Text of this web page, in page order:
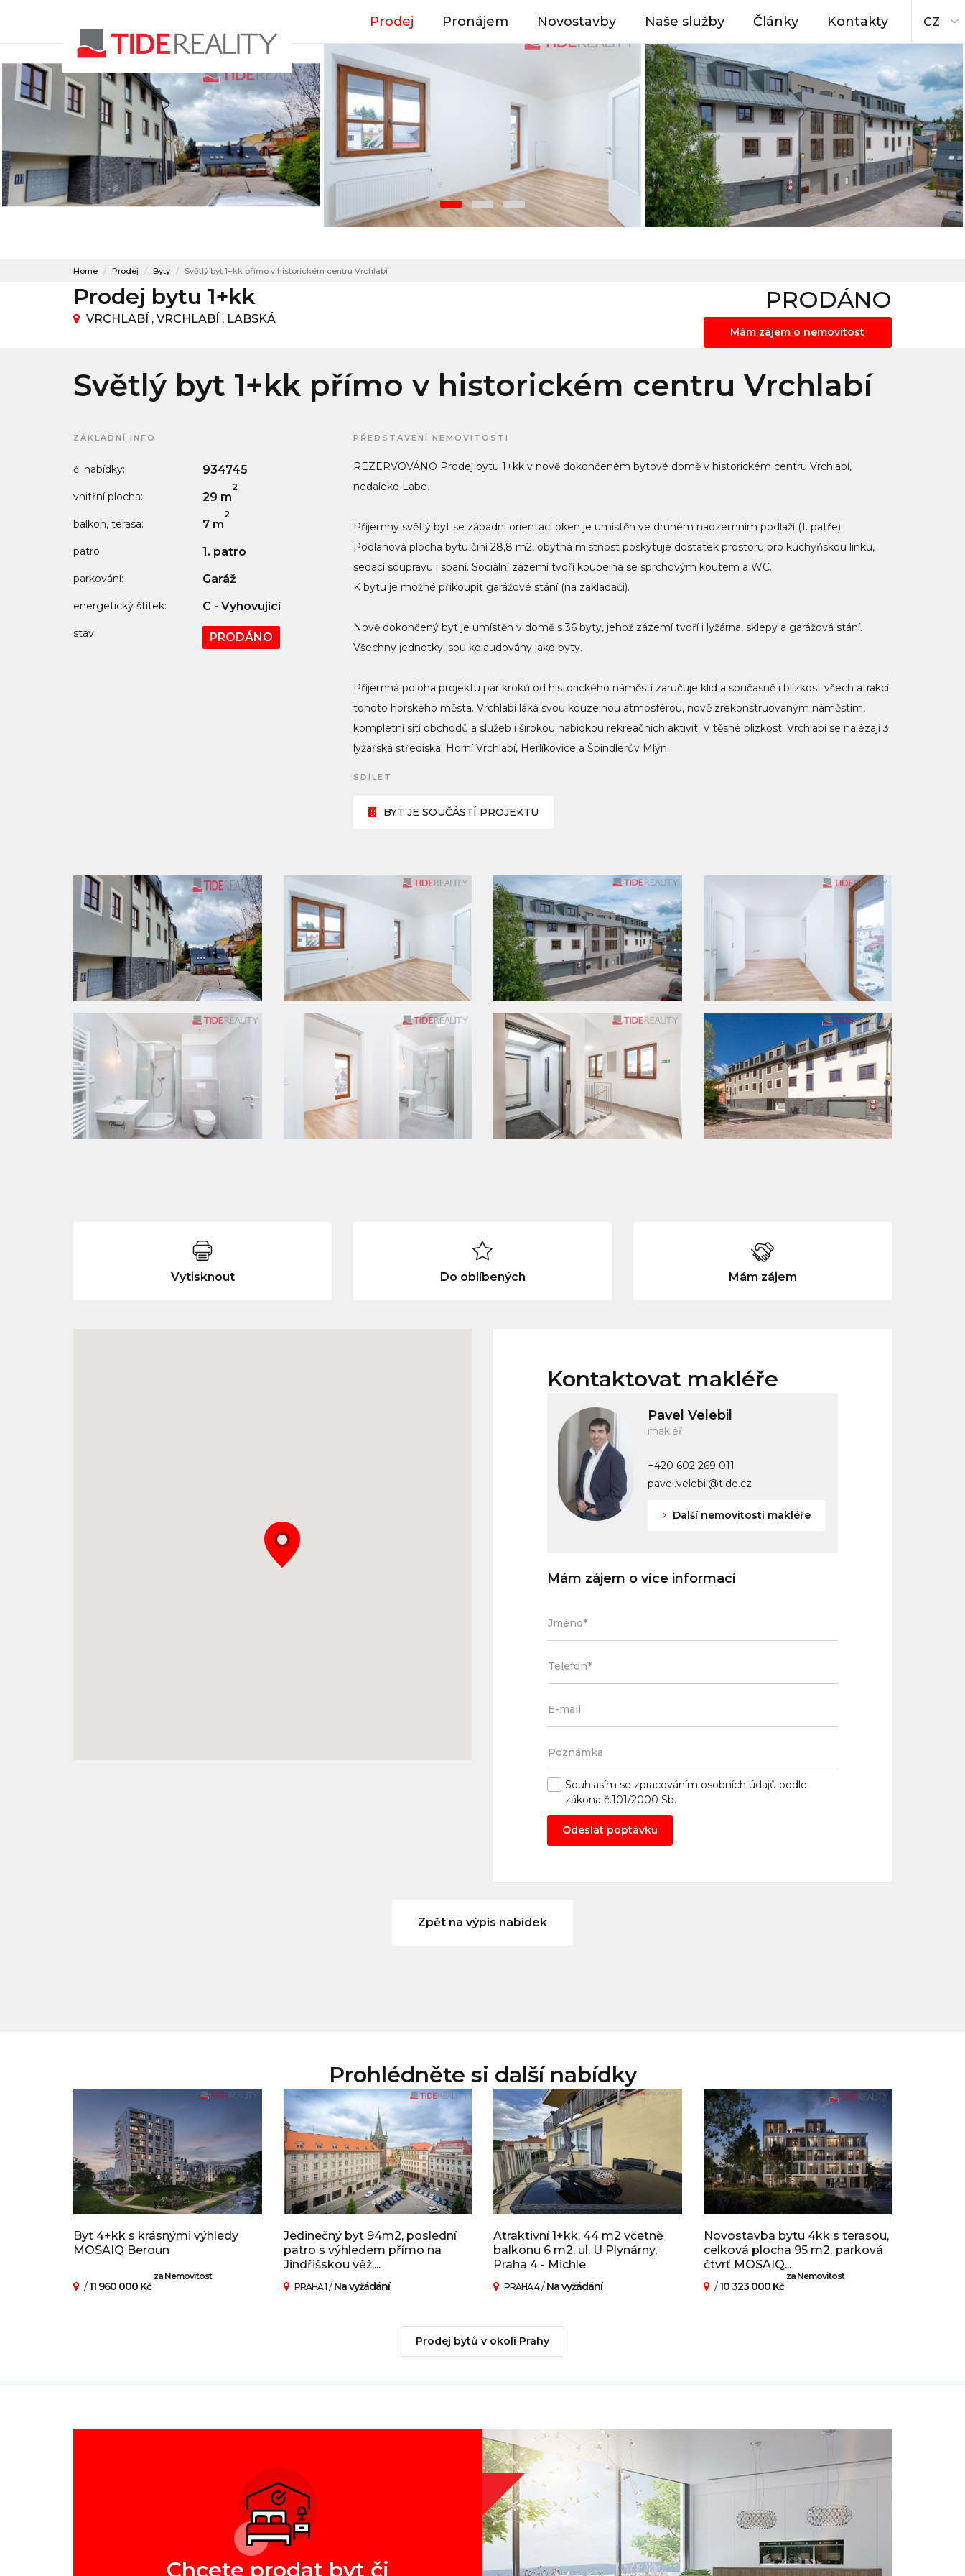
Prodej Pronájem Novostavby Naše služby Články Kontakty CZ
Home Prodej Byty Světlý byt 1+kk přímo v historickém centru Vrchlabí
Prodej bytu 1+kk
VRCHLABÍ , VRCHLABÍ , LABSKÁ
PRODÁNO
Mám zájem o nemovitost
Světlý byt 1+kk přímo v historickém centru Vrchlabí
ZÁKLADNÍ INFO
č. nabídky: 934745
vnitřní plocha: 29 m
2
balkon, terasa: 7 m
2
patro: 1. patro
parkování: Garáž
energetický štítek: C - Vyhovující
stav: PRODÁNO
PŘEDSTAVENÍ NEMOVITOSTI
REZERVOVÁNO Prodej bytu 1+kk v nově dokončeném bytové domě v historickém centru Vrchlabí,
nedaleko Labe.
Příjemný světlý byt se západní orientací oken je umístěn ve druhém nadzemním podlaží (1. patře).
Podlahová plocha bytu činí 28,8 m2, obytná místnost poskytuje dostatek prostoru pro kuchyňskou linku,
sedací soupravu i spaní. Sociální zázemí tvoří koupelna se sprchovým koutem a WC.
K bytu je možné přikoupit garážové stání (na zakladači).
Nově dokončený byt je umístěn v domě s 36 byty, jehož zázemí tvoří i lyžárna, sklepy a garážová stání.
Všechny jednotky jsou kolaudovány jako byty.
Příjemná poloha projektu pár kroků od historického náměstí zaručuje klid a současně i blízkost všech atrakcí
tohoto horského města. Vrchlabí láká svou kouzelnou atmosférou, nově zrekonstruovaným náměstím,
kompletní sítí obchodů a služeb i širokou nabídkou rekreačních aktivit. V těsné blízkosti Vrchlabí se nalézají 3
lyžařská střediska: Horní Vrchlabí, Herlíkovice a Špindlerův Mlýn.
SDÍLET
BYT JE SOUČÁSTÍ PROJEKTU
Vytisknout Do oblíbených Mám zájem
Kontaktovat makléře
Pavel Velebil
makléř
+420 602 269 011
pavel.velebil@tide.cz
Další nemovitosti makléře
Mám zájem o více informací
Souhlasím se zpracováním osobních údajů podle
zákona č.101/2000 Sb.
Odeslat poptávku
Zpět na výpis nabídek
Prohlédněte si další nabídky
Byt 4+kk s krásnými výhledy
MOSAIQ Beroun
/11 960 000 Kč
za Nemovitost
Jedinečný byt 94m2, poslední
patro s výhledem přímo na
Jindřišskou věž,...
PRAHA 1/Na vyžádání
Atraktivní 1+kk, 44 m2 včetně
balkonu 6 m2, ul. U Plynárny,
Praha 4 - Michle
PRAHA 4/Na vyžádání
Novostavba bytu 4kk s terasou,
celková plocha 95 m2, parková
čtvrť MOSAIQ...
/10 323 000 Kč
za Nemovitost
Prodej bytů v okolí Prahy
Chcete prodat byt či